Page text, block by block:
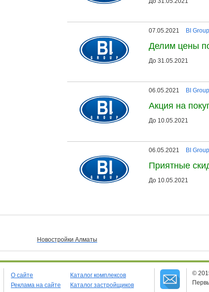
07.05.2021 BI Group
Делим цены
До 31.05.2021
06.05.2021 BI Group
Акция на
До 10.05.2021
06.05.2021 BI Group
Приятные
До 10.05.2021
Новостройки Алматы
О сайте
Реклама на сайте
Каталог комплексов
Каталог застройщиков
©